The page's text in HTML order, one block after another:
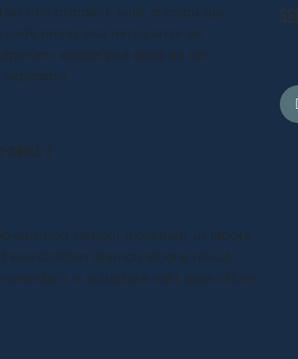
non proident, sunt in culpa qui
omnis iste natus error sit
eaque ipsa quae ab illo
eiusmod tempor incididunt ut labore
exercitation ullamco laboris nisi ut
in voluptate velit esse cillum